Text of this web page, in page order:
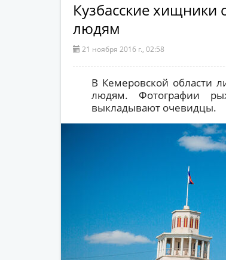
Кузбасские хищники
людям
21 ноября 2016 г., 02:58
В Кемеровской области
людям. Фотографии
выкладывают очевидцы.